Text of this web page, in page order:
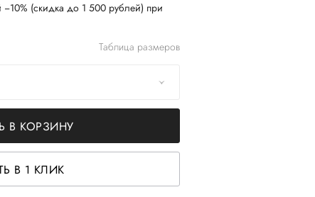
−10% (скидка до 1 500 рублей) при
Таблица размеров
В КОРЗИНУ
В 1 КЛИК